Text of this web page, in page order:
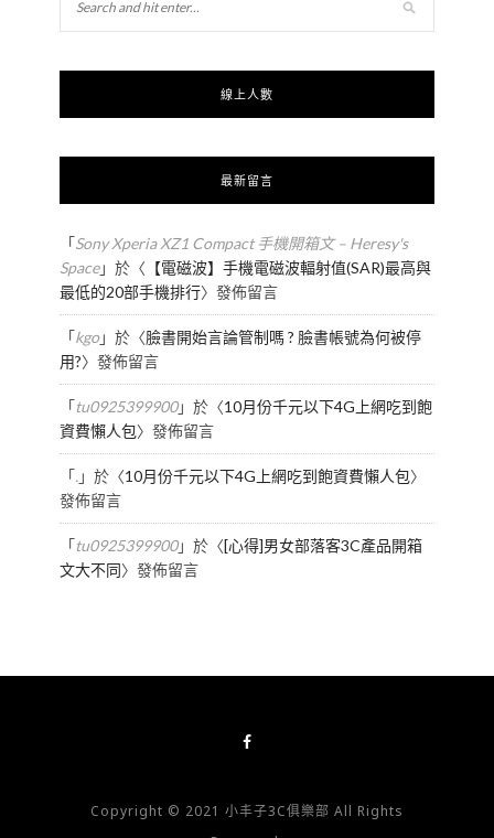
線上人數
最新留言
「Sony Xperia XZ1 Compact 手機開箱文 – Heresy's
Space」於〈 【電磁波】手機電磁波輻射值(SAR)最高與
最低的20部手機排行〉發佈留言
「kgo」於〈臉書開始言論管制嗎 ? 臉書帳號為何被停
用?〉發佈留言
「tu0925399900」於〈10月份千元以下4G上網吃到飽
資費懶人包〉發佈留言
「.」於〈10月份千元以下4G上網吃到飽資費懶人包〉
發佈留言
「tu0925399900」於〈[心得]男女部落客3C產品開箱
文大不同〉發佈留言
Copyright © 2021 小丰子3C俱樂部 All Rights